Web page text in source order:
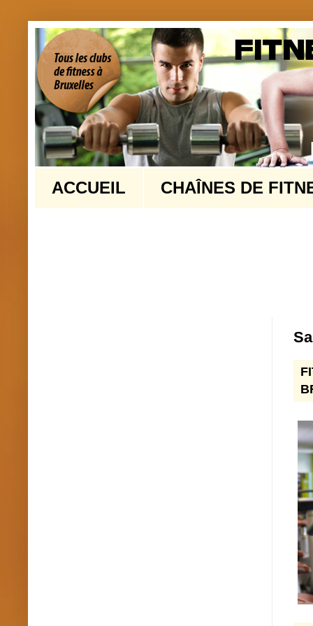
ACCUEIL CHAÎNES DE